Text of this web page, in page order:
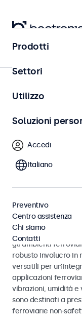
Home
Monitor
Monitor e
alle norme EN
gli ambienti
robusto involucro in
versatili per
applicazioni
vibrazioni, umidità e
sono destinati a
ferroviarie non-
Prodotti
Settori
Utilizzo
Soluzioni
Accedi
Italiano
Preventivo
Centro assistenza
Chi siamo
Contatti